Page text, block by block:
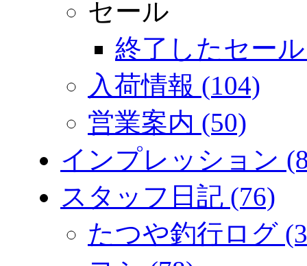
セール
終了したセー
入荷情報 (104)
営業案内 (50)
インプレッション
スタッフ日記 (76)
たつや釣行ログ